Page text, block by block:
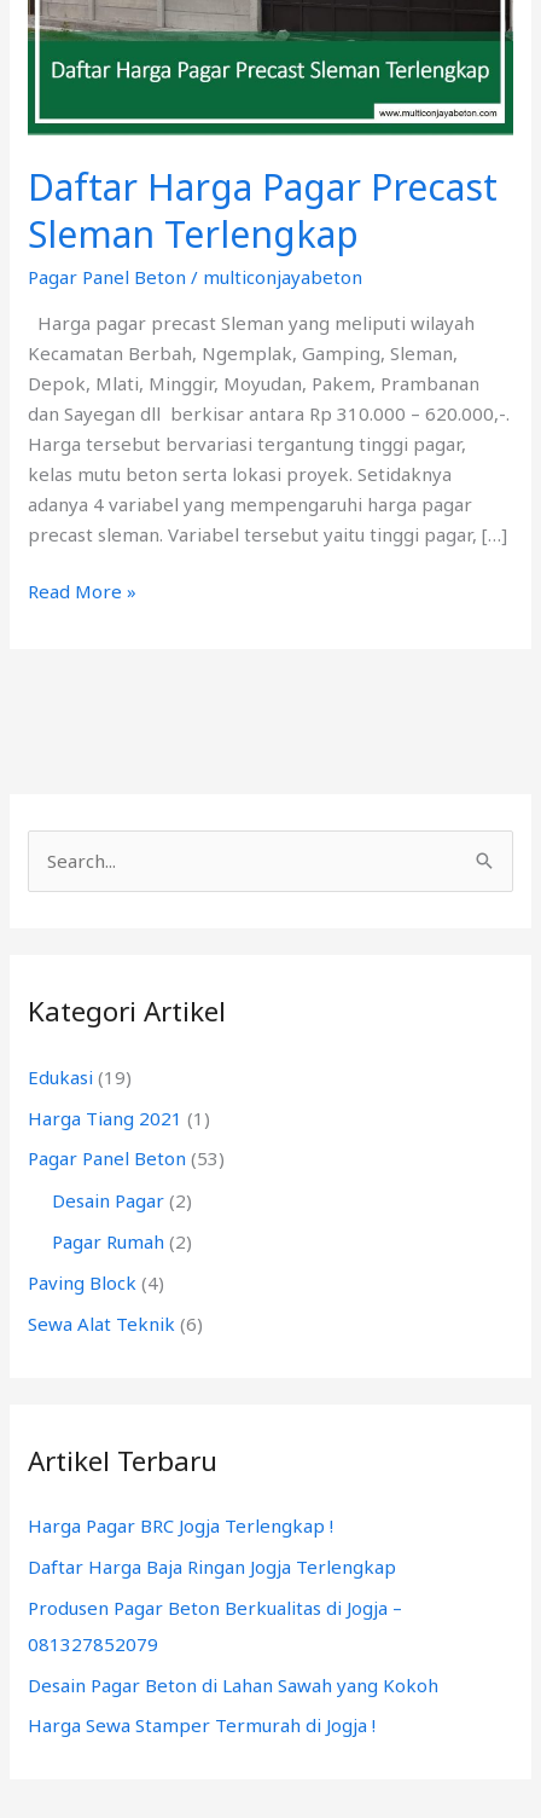
Daftar Harga Pagar Precast
Sleman Terlengkap
Pagar Panel Beton / multiconjayabeton
Harga pagar precast Sleman yang meliputi wilayah
Kecamatan Berbah, Ngemplak, Gamping, Sleman,
Depok, Mlati, Minggir, Moyudan, Pakem, Prambanan
dan Sayegan dll berkisar antara Rp 310.000 – 620.000,-.
Harga tersebut bervariasi tergantung tinggi pagar,
kelas mutu beton serta lokasi proyek. Setidaknya
adanya 4 variabel yang mempengaruhi harga pagar
precast sleman. Variabel tersebut yaitu tinggi pagar, […]
Terlengkap
Read More »
u
t
u
k
Kategori Artikel
Edukasi (19)
Harga Tiang 2021 (1)
Pagar Panel Beton (53)
Desain Pagar (2)
Pagar Rumah (2)
Paving Block (4)
Sewa Alat Teknik (6)
Artikel Terbaru
Harga Pagar BRC Jogja Terlengkap !
Daftar Harga Baja Ringan Jogja Terlengkap
Produsen Pagar Beton Berkualitas di Jogja –
081327852079
Desain Pagar Beton di Lahan Sawah yang Kokoh
Harga Sewa Stamper Termurah di Jogja !